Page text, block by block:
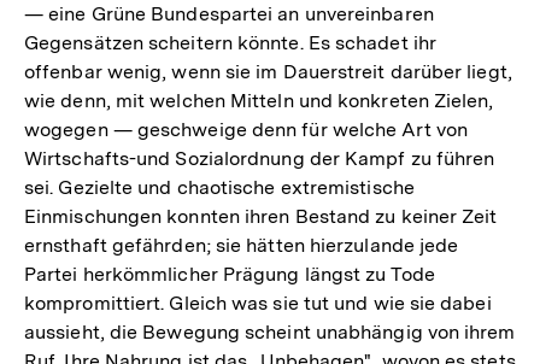
— eine Grüne Bundespartei an unvereinbaren
Gegensätzen scheitern könnte. Es schadet ihr
offenbar wenig, wenn sie im Dauerstreit darüber liegt,
wie denn, mit welchen Mitteln und konkreten Zielen,
wogegen — geschweige denn für welche Art von
Wirtschafts-und Sozialordnung der Kampf zu führen
sei. Gezielte und chaotische extremistische
Einmischungen konnten ihren Bestand zu keiner Zeit
ernsthaft gefährden; sie hätten hierzulande jede
Partei herkömmlicher Prägung längst zu Tode
kompromittiert. Gleich was sie tut und wie sie dabei
aussieht, die Bewegung scheint unabhängig von ihrem